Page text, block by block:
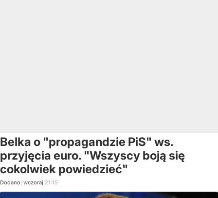
Belka o "propagandzie PiS" ws.
przyjęcia euro. "Wszyscy boją się
cokolwiek powiedzieć"
Dodano: wczoraj 21:15